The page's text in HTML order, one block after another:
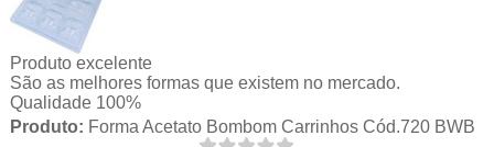
Produto excelente
São as melhores formas que existem no mercado.
Qualidade 100%
Produto: Forma Acetato Bombom Carrinhos Cód.720 BWB